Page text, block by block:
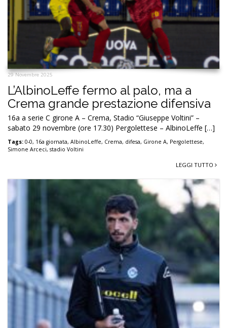
29 Novembre 2025
L’AlbinoLeffe fermo al palo, ma a
Crema grande prestazione difensiva
16a a serie C girone A – Crema, Stadio “Giuseppe Voltini” –
sabato 29 novembre (ore 17.30) Pergolettese – AlbinoLeffe […]
Tags: 0-0, 16a giornata, AlbinoLeffe, Crema, difesa, Girone A, Pergolettese,
Simone Arceci, stadio Voltini
LEGGI TUTTO